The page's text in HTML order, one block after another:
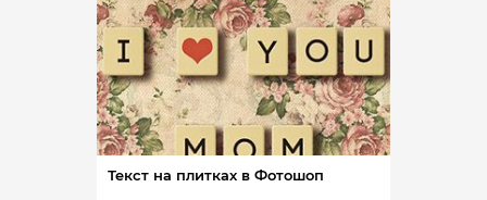
Текст на плитках в Фотошоп